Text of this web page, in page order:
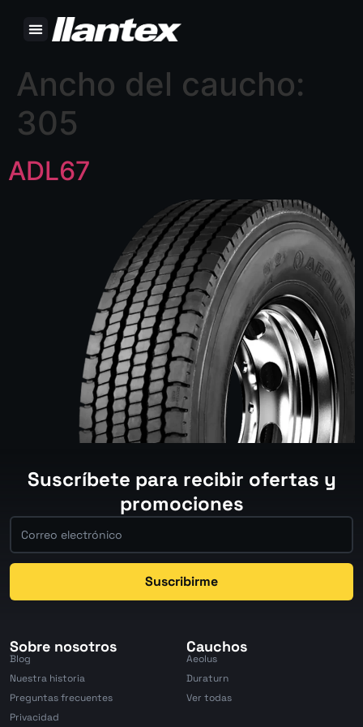
Ancho del caucho:
305
ADL67
Suscríbete para recibir ofertas y
promociones
Suscribirme
Sobre nosotros
Blog
Nuestra historia
Preguntas frecuentes
Privacidad
Cauchos
Aeolus
Duraturn
Ver todas